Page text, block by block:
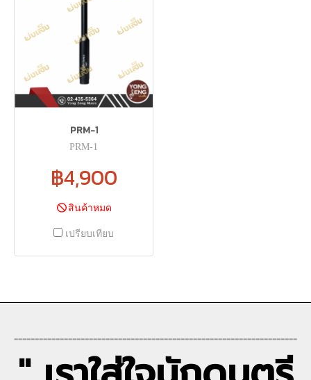
PRM-1
PRM-1
฿4,900
สินค้าหมด
เปรียบเทียบ
--------------------------------------------------------------------